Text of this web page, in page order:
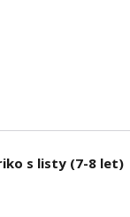
s listy (7-8 let)